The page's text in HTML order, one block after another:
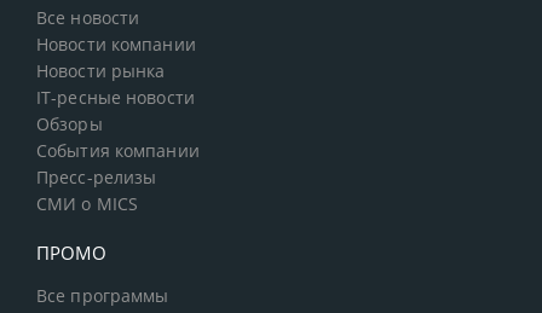
Все новости
Новости компании
Новости рынка
IT-ресные новости
Обзоры
События компании
Пресс-релизы
СМИ о MICS
ПРОМО
Все программы